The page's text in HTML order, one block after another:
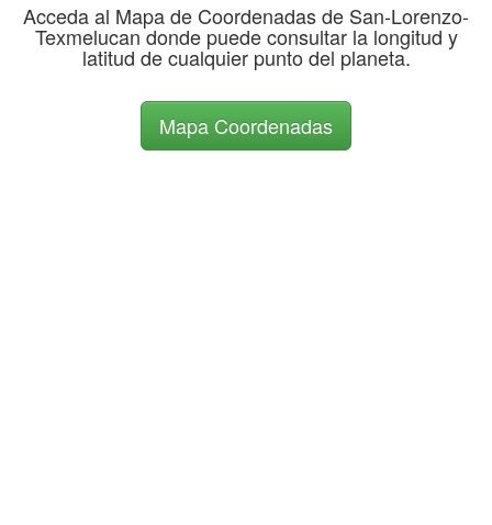
Acceda al Mapa de Coordenadas de San-Lorenzo-
Texmelucan donde puede consultar la longitud y
latitud de cualquier punto del planeta.
Mapa Coordenadas